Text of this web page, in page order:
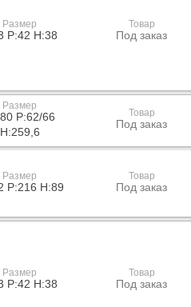
Размер
P:42 H:38
Товар
Под заказ
Размер
P:62/66
H:259,6
Товар
Под заказ
Размер
P:216 H:89
Товар
Под заказ
Размер
P:42 H:38
Товар
Под заказ